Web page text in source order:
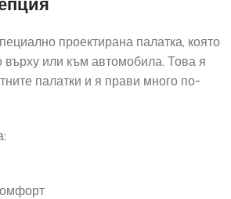
проектирана палатка, която
върху или към автомобила. Това я
палатки и я прави много по-